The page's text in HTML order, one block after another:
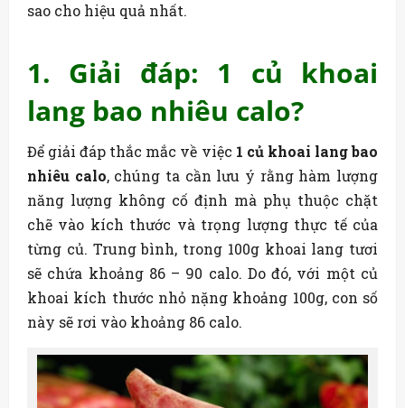
sao cho hiệu quả nhất.
1. Giải đáp: 1 củ khoai
lang bao nhiêu calo?
Để giải đáp thắc mắc về việc 1 củ khoai lang bao
nhiêu calo, chúng ta cần lưu ý rằng hàm lượng
năng lượng không cố định mà phụ thuộc chặt
chẽ vào kích thước và trọng lượng thực tế của
từng củ. Trung bình, trong 100g khoai lang tươi
sẽ chứa khoảng 86 – 90 calo. Do đó, với một củ
khoai kích thước nhỏ nặng khoảng 100g, con số
này sẽ rơi vào khoảng 86 calo.